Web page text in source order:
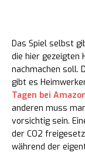
Das Spiel selbst
die hier gezeigten
nachmachen soll.
gibt es
Tagen bei
anderen muss
vorsichtig sein.
der CO2
während der